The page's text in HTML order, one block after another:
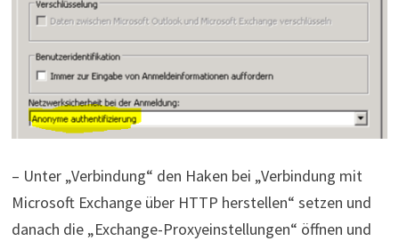
– Unter „Verbindung“ den Haken bei „Verbindung mit
Microsoft Exchange über HTTP herstellen“ setzen und
danach die „Exchange-Proxyeinstellungen“ öffnen und